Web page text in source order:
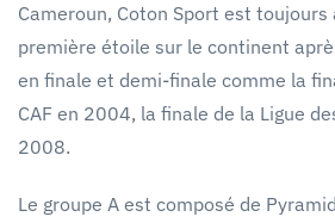
Cameroun, Coton Sport est toujours
première étoile sur le continent
en finale et demi-finale comme la
CAF en 2004, la finale de la Ligue
2008.
Le groupe A est composé de